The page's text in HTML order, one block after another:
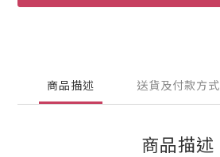
商品描述 送貨及付款方式
商品描述